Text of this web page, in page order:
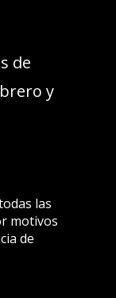
de
y
las
motivos
de